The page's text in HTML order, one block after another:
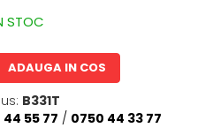
STOC
ADAUGA IN COS
B331T
55 77 / 0750 44 33 77